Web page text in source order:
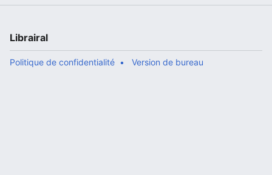
Librairal
Politique de confidentialité Version de bureau